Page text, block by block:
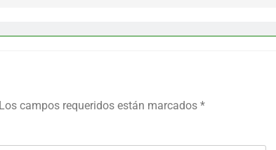
Los campos requeridos están marcados *